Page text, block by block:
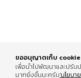
ขออนุญาตเก็บ
เพื่อนำไปพัฒนาและปรับ
มากยิ่งขึ้นนะครับ'นโยบา